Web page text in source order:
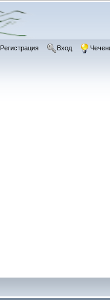
Регистрация Вход